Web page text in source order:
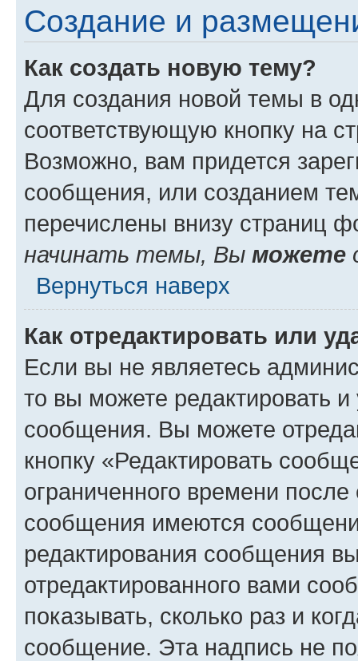
Создание и
Как создать новую тему?
Для создания новой темы в
соответствующую кнопку на
Возможно, вам придется
сообщения, или созданием
перечислены внизу страниц
начинать темы, Вы можете
Вернуться наверх
Как отредактировать или
Если вы не являетесь
то вы можете редактировать
сообщения. Вы можете
кнопку «Редактировать
ограниченного времени
сообщения имеются
редактирования сообщения
отредактированного вами
показывать, сколько раз и
сообщение. Эта надпись не